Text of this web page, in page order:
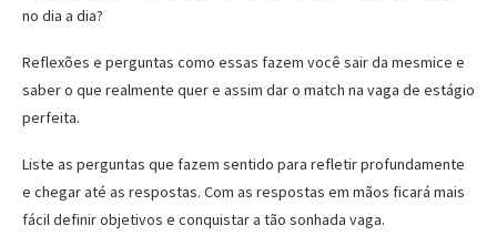
no dia a dia?
Reflexões e perguntas como essas fazem você sair da mesmice e
saber o que realmente quer e assim dar o match na vaga de estágio
perfeita.
Liste as perguntas que fazem sentido para refletir profundamente
e chegar até as respostas. Com as respostas em mãos ficará mais
fácil definir objetivos e conquistar a tão sonhada vaga.